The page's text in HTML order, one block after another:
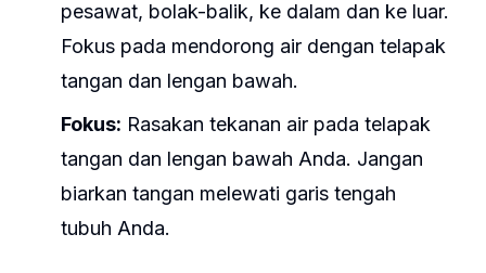
pesawat, bolak-balik, ke dalam dan ke luar.
Fokus pada mendorong air dengan telapak
tangan dan lengan bawah.
Fokus: Rasakan tekanan air pada telapak
tangan dan lengan bawah Anda. Jangan
biarkan tangan melewati garis tengah
tubuh Anda.